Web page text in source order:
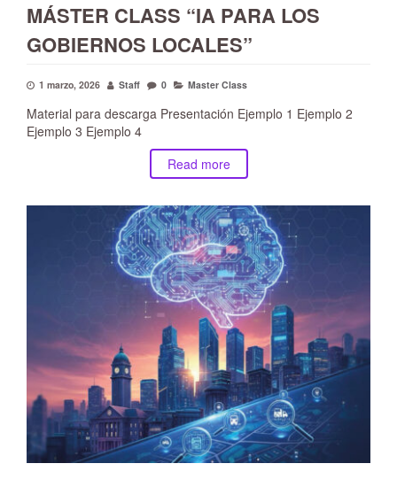
MÁSTER CLASS “IA PARA LOS
GOBIERNOS LOCALES”
1 marzo, 2026 Staff 0 Master Class
Material para descarga Presentación Ejemplo 1 Ejemplo 2
Ejemplo 3 Ejemplo 4
Read more